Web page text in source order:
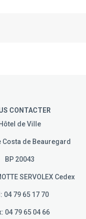
CONTACTER
Hôtel de Ville
Costa de Beauregard
BP 20043
SERVOLEX Cedex
04 79 65 17 70
04 79 65 04 66